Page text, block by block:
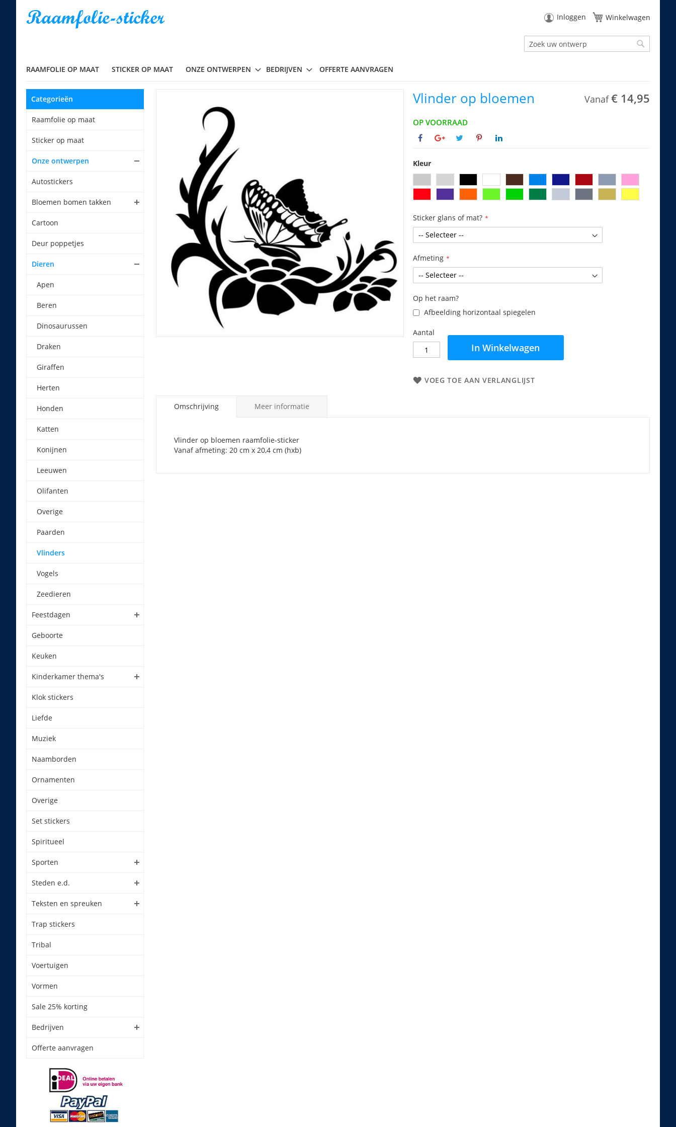
Inloggen Winkelwagen
Zoek
RAAMFOLIE OP MAAT STICKER OP MAAT ONZE ONTWERPEN BEDRIJVEN OFFERTE AANVRAGEN
Vlinder op bloemen Vanaf € 14,95
OP VOORRAAD
Kleur
Sticker glans of mat?
Afmeting
Op het raam?
Afbeelding horizontaal spiegelen
Aantal
In Winkelwagen
VOEG TOE AAN VERLANGLIJST
Omschrijving
Vlinder op bloemen raamfolie-sticker
Vanaf afmeting: 20 cm x 20,4 cm (hxb)
Meer informatie
Categorieën
Raamfolie op maat
Sticker op maat
Onze ontwerpen
Autostickers
Bloemen bomen takken
Cartoon
Deur poppetjes
Dieren
Apen
Beren
Dinosaurussen
Draken
Giraffen
Herten
Honden
Katten
Konijnen
Leeuwen
Olifanten
Overige
Paarden
Vlinders
Vogels
Zeedieren
Feestdagen
Geboorte
Keuken
Kinderkamer thema's
Klok stickers
Liefde
Muziek
Naamborden
Ornamenten
Overige
Set stickers
Spiritueel
Sporten
Steden e.d.
Teksten en spreuken
Trap stickers
Tribal
Voertuigen
Vormen
Sale 25% korting
Bedrijven
Offerte aanvragen